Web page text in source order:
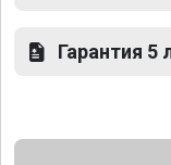
Гарантия 5